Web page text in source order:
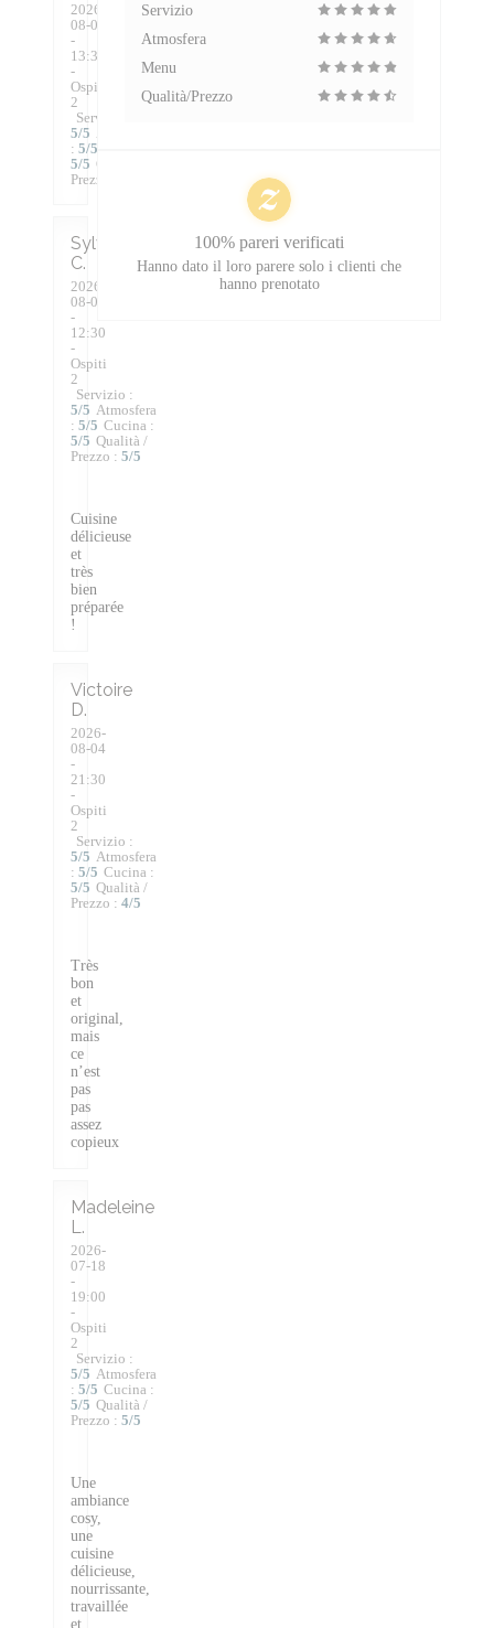
2026-
08-07
-
13:30
-
Ospiti
2
Servizio
5/5 Atmosfera
: 5/5
5/5 Qualità /
Prezzo
Sylvie
C
2026-
08-07
-
12:30
-
Ospiti
2
Servizio :
5/5 Atmosfera
: 5/5 Cucina :
5/5 Qualità /
Prezzo : 5/5
Cuisine
délicieuse
et
très
bien
préparée
!
Victoire
D
2026-
08-04
-
21:30
-
Ospiti
2
Servizio :
5/5 Atmosfera
: 5/5 Cucina :
5/5 Qualità /
Prezzo : 4/5
Très
bon
et
original,
mais
ce
n’est
pas
pas
assez
copieux
Madeleine
L
2026-
07-18
-
19:00
-
Ospiti
2
Servizio :
5/5 Atmosfera
: 5/5 Cucina :
5/5 Qualità /
Prezzo : 5/5
Une
ambiance
cosy,
une
cuisine
délicieuse,
nourrissante,
travaillée
et
Servizio
Atmosfera
Menu
Qualità/Prezzo
100% pareri verificati
Hanno dato il loro parere solo i clienti che
hanno prenotato